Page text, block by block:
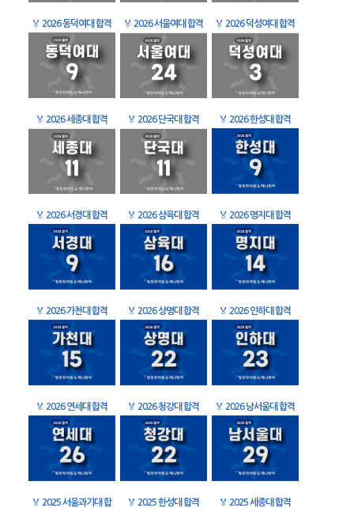
🏅 2026 동덕여대 합격 🏅 2026 서울여대 합격 🏅 2026 덕성여대 합격
🏅 2026 세종대 합격 🏅 2026 단국대 합격 🏅 2026 한성대 합격
🏅 2026 서경대 합격 🏅 2026 삼육대 합격 🏅 2026 명지대 합격
🏅 2026 가천대 합격 🏅 2026 상명대 합격 🏅 2026 인하대 합격
🏅 2026 연세대 합격 🏅 2026 청강대 합격 🏅 2026 남서울대 합격
🏅 2025 서울과기대 합
🏅 2025 한성대 합격 🏅 2025 세종대 합격